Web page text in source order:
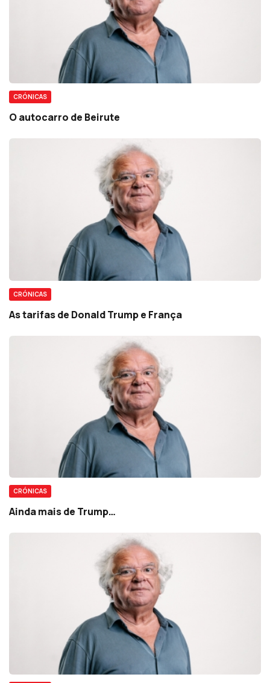
CRÓNICAS
O autocarro de Beirute
CRÓNICAS
As tarifas de Donald Trump e França
CRÓNICAS
Ainda mais de Trump…